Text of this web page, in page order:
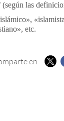
(según las
etc.
en